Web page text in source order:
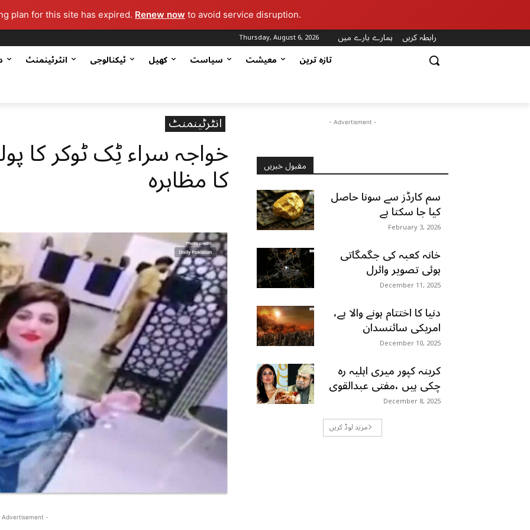
plan for this site has expired. Renew now to avoid service disruption.
Thursday, August 6, 2026 ہمارے بارے میں
رابطہ کریں
انٹرٹینمنٹ ٹیکنالوجی کھیل سیاست معیشت تازہ ترین
انٹرٹینمنٹ
خواجہ سراء ٹِک ٹوکر
کا مظاہرہ
-
- Advertisment -
مقبول خبریں
سم کارڈز سے سونا حاصل
کیا جا سکتا ہے
February 3, 2026
خانہ کعبہ کی جگمگاتی
ہوئی تصویر وائرل
December 11, 2025
دنیا کا اختتام ہونے والا ہے،
امریکی سائنسدان
December 10, 2025
کرینہ کپور میری اہلیہ رہ
چکی ہیں ،مفتی عبدالقوی
December 8, 2025
مزید لوڈ کریں